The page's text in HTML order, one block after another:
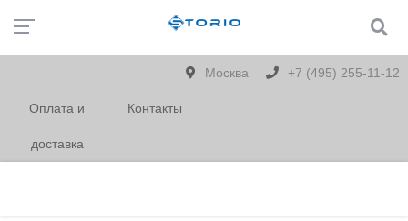
Москва +7 (495) 255-11-12
Оплата и
доставка
Контакты